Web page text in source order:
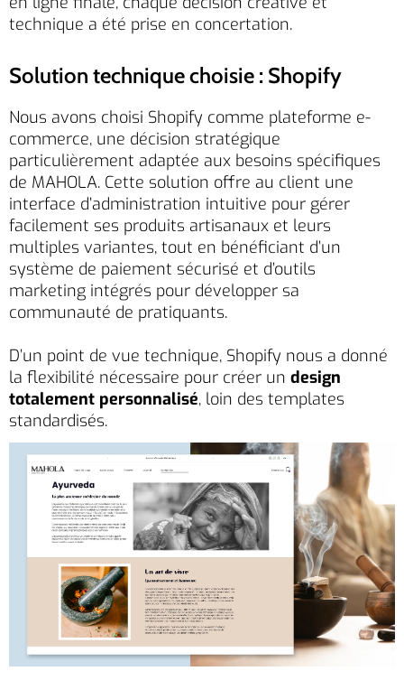
technique a été prise en concertation.
Solution technique choisie : Shopify
Nous avons choisi Shopify comme plateforme e-
commerce, une décision stratégique
particulièrement adaptée aux besoins spécifiques
de MAHOLA. Cette solution offre au client une
interface d’administration intuitive pour gérer
facilement ses produits artisanaux et leurs
multiples variantes, tout en bénéficiant d’un
système de paiement sécurisé et d’outils
marketing intégrés pour développer sa
communauté de pratiquants.
D’un point de vue technique, Shopify nous a donné
la flexibilité nécessaire pour créer un design
totalement personnalisé, loin des templates
standardisés.